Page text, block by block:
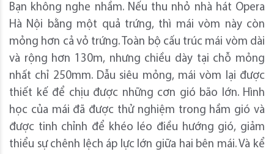
Bạn không nghe nhầm. Nếu thu nhỏ nhà hát Opera
Hà Nội bằng một quả trứng, thì mái vòm này còn
mỏng hơn cả vỏ trứng. Toàn bộ cấu trúc mái vòm dài
và rộng hơn 130m, nhưng chiều dày tại chỗ mỏng
nhất chỉ 250mm. Dẫu siêu mỏng, mái vòm lại được
thiết kế để chịu được những cơn gió bão lớn. Hình
học của mái đã được thử nghiệm trong hầm gió và
được tinh chỉnh để khéo léo điều hướng gió, giảm
thiểu sự chênh lệch áp lực lớn giữa hai bên mái. Và kể